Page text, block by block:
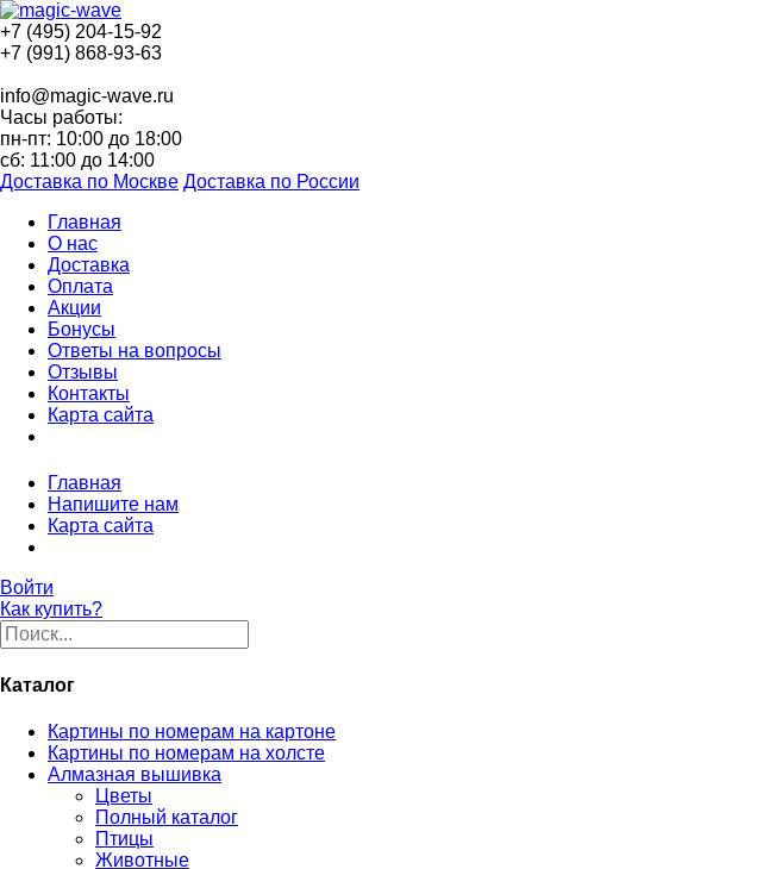
+7 (495) 204-15-92
+7 (991) 868-93-63
info@magic-wave.ru
Часы работы:
пн-пт: 10:00 до 18:00
сб: 11:00 до 14:00
Доставка по Москве Доставка по России
Главная
О нас
Доставка
Оплата
Акции
Бонусы
Ответы на вопросы
Отзывы
Контакты
Карта сайта
Главная
Напишите нам
Карта сайта
Войти
Как купить?
Каталог
Картины по номерам на картоне
Картины по номерам на холсте
Алмазная вышивка
Цветы
Полный каталог
Птицы
Животные